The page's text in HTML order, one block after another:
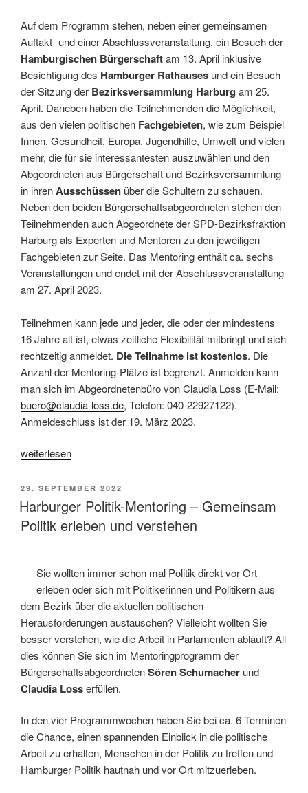
Auf dem Programm stehen, neben einer gemeinsamen
Auftakt- und einer Abschlussveranstaltung, ein Besuch der
Hamburgischen Bürgerschaftam 13. April inklusive
Besichtigung des Hamburger Rathauses und ein Besuch
der Sitzung der Bezirksversammlung Harburg am 25.
April. Daneben haben die Teilnehmenden die Möglichkeit,
aus den vielen politischen Fachgebieten, wie zum Beispiel
Innen, Gesundheit, Europa, Jugendhilfe, Umwelt und vielen
mehr, die für sie interessantesten auszuwählen und den
Abgeordneten aus Bürgerschaft und Bezirksversammlung
in ihrenAusschüssen über die Schultern zu schauen.
Neben den beiden Bürgerschaftsabgeordneten stehen den
Teilnehmenden auch Abgeordnete der SPD-Bezirksfraktion
Harburg als Experten und Mentoren zu den jeweiligen
Fachgebieten zur Seite. Das Mentoring enthält ca. sechs
Veranstaltungen und endet mit der Abschlussveranstaltung
am 27. April 2023.
Teilnehmen kann jede und jeder, die oder der mindestens
16 Jahre alt ist, etwas zeitliche Flexibilität mitbringt und sich
rechtzeitig anmeldet. Die Teilnahme ist kostenlos. Die
Anzahl der Mentoring-Plätze ist begrenzt. Anmelden kann
man sich im Abgeordnetenbüro von Claudia Loss (E-Mail:
buero@claudia-loss.de, Telefon: 040-22927122).
Anmeldeschluss ist der 19. März 2023.
„Harburger
Mentoring
–
Gemeinsam
Politik
verstehen“
weiterlesen
VERÖFFENTLICHT
AM
29. SEPTEMBER 2022
Harburger Politik-Mentoring – Gemeinsam
Politik erleben und verstehen
Sie wollten immer schon mal Politik direkt vor Ort
erleben oder sich mit Politikerinnen und Politikern aus
dem Bezirk über die aktuellen politischen
Herausforderungen austauschen? Vielleicht wollten Sie
besser verstehen, wie die Arbeit in Parlamenten abläuft? All
dies können Sie sich im Mentoringprogramm der
BürgerschaftsabgeordnetenSören Schumacher und
Claudia Losserfüllen.
In den vier Programmwochen haben Sie bei ca. 6 Terminen
die Chance, einen spannenden Einblick in die politische
Arbeit zu erhalten, Menschen in der Politik zu treffen und
Hamburger Politik hautnah und vor Ort mitzuerleben.